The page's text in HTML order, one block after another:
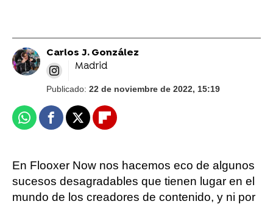
Carlos J. González
Madrid
Publicado: 22 de noviembre de 2022, 15:19
WhatsappFacebook
X Flipboard
En Flooxer Now nos hacemos eco de algunos
sucesos desagradables que tienen lugar en el
mundo de los creadores de contenido, y ni por